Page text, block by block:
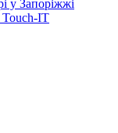
у Запоріжжі
Touch-IT